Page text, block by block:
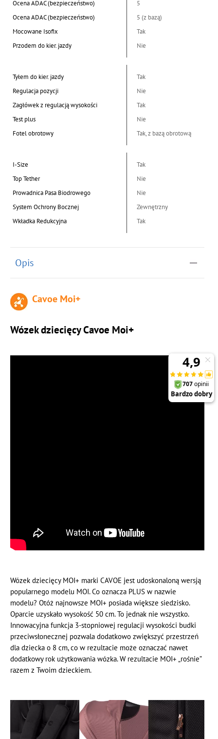
Ocena ADAC (bezpieczeństwo)
5
Ocena ADAC (bezpieczeństwo)
5 (z bazą)
Mocowane Isofix
Tak
Przodem do kier. jazdy
Nie
Tyłem do kier. jazdy
Tak
Regulacja pozycji
Nie
Zagłówek z regulacją wysokości
Tak
Test plus
Nie
Fotel obrotowy
Tak, z bazą obrotową
I-Size
Tak
Top Tether
Nie
Prowadnica Pasa Biodrowego
Nie
System Ochrony Bocznej
Zewnętrzny
Wkładka Redukcyjna
Tak
Opis
Cavoe Moi+
Wózek dziecięcy Cavoe Moi+
Wózek dziecięcy MOI+ marki CAVOE jest udoskonaloną wersją
popularnego modelu MOI. Co oznacza PLUS w nazwie
modelu? Otóż najnowsze MOI+ posiada większe siedzisko.
Oparcie uzyskało wysokość 50 cm. To jednak nie wszystko.
Innowacyjna funkcja 3-stopniowej regulacji wysokości budki
przeciwsłonecznej pozwala dodatkowo zwiększyć przestrzeń
dla dziecka o 8 cm, co w rezultacie może oznaczać nawet
dodatkowy rok użytkowania wózka. W rezultacie MOI+ „rośnie”
razem z Twoim dzieckiem.